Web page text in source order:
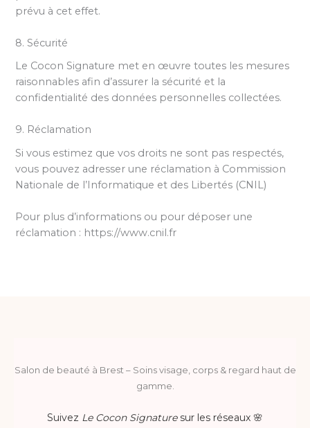
prévu à cet effet.
8. Sécurité
Le Cocon Signature met en œuvre toutes les mesures
raisonnables afin d’assurer la sécurité et la
confidentialité des données personnelles collectées.
9. Réclamation
Si vous estimez que vos droits ne sont pas respectés,
vous pouvez adresser une réclamation à Commission
Nationale de l’Informatique et des Libertés (CNIL)
Pour plus d’informations ou pour déposer une
réclamation : https://www.cnil.fr
Salon de beauté à Brest – Soins visage, corps & regard haut de
gamme.
Suivez Le Cocon Signaturesur les réseaux 🌸